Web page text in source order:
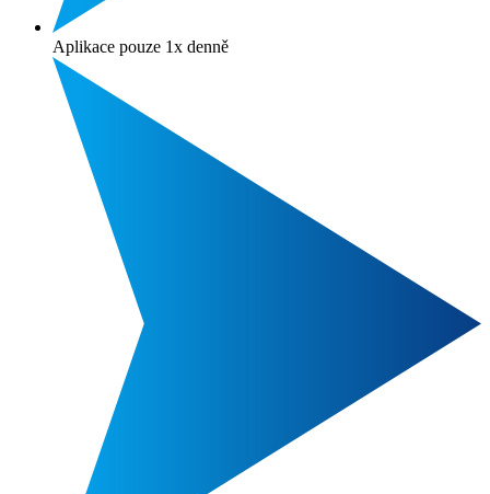
Aplikace pouze 1x denně